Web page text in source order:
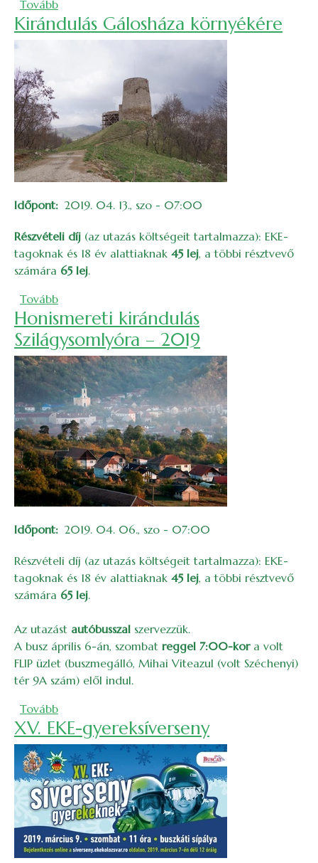
Tovább(Gyerekbarát kerékpártúra a Dregán-tó körül
Kirándulás Gálosháza környékére
Időpont 2019. 04. 13., szo - 07:00
Részvételi díj (az utazás költségeit tartalmazza): EKE-
tagoknak és 18 év alattiaknak 45 lej, a többi résztvevő
számára 65 lej.
Tovább(Kirándulás Gálosháza környékére)
Honismereti kirándulás
Szilágysomlyóra – 2019
Időpont 2019. 04. 06., szo - 07:00
Részvételi díj (az utazás költségeit tartalmazza): EKE-
tagoknak és 18 év alattiaknak 45 lej, a többi résztvevő
számára 65 lej.
Az utazást autóbusszal szervezzük.
A busz április 6-án, szombat reggel 7:00-kor a volt
FLIP üzlet (buszmegálló, Mihai Viteazul (volt Széchenyi)
tér 9A szám) elől indul.
Tovább(Honismereti kirándulás Szilágysomlyóra – 2019)
XV. EKE-gyereksíverseny